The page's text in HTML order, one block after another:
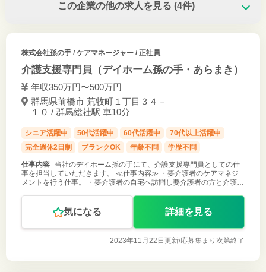
この企業の他の求人を見る (4件)
株式会社孫の手/ ケアマネージャー / 正社員
介護支援専門員（デイホーム孫の手・あらまき）
年収350万円〜500万円
群馬県前橋市 荒牧町１丁目３４－
１０ / 群馬総社駅 車10分
シニア活躍中 50代活躍中 60代活躍中
70代以上活躍中
完全週休2日制
ブランクOK 年齢不問 学歴不問
仕事内容
当社のデイホーム孫の手にて、介護支援専門員としての仕
事を担当していただきます。 ≪仕事内容≫ ・要介護者のケアマネジ
メントを行う仕事。 ・要介護者の自宅へ訪問し要介護者の方と介護に
気になる 詳細を見る
2023年11月22日更新/応募集まり次第終了